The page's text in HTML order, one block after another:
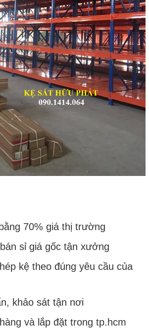
70% giá thị trường
sỉ giá gốc tận xưởng
kệ theo đúng yêu cầu của
khảo sát tận nơi
và lắp đặt trong tp.hcm